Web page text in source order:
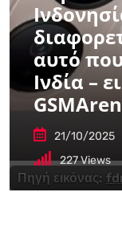
Πηγή εικόνας:
αυτό
Ινδία –
21/10/2025
227Views